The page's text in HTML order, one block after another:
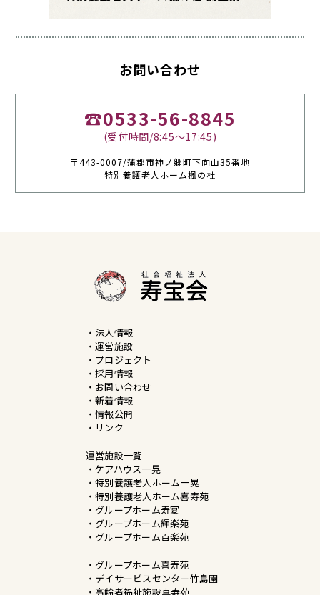
お問い合わせ
☎0533-56-8845
(受付時間/8:45～17:45)
〒443-0007/蒲郡市神ノ郷町下向山35番地
特別養護老人ホーム楓の杜
・法人情報
・運営施設
・プロジェクト
・採用情報
・お問い合わせ
・新着情報
・情報公開
・リンク
運営施設一覧
・ケアハウス一晃
・特別養護老人ホーム一晃
・特別養護老人ホーム喜寿苑
・グループホーム寿宴
・グループホーム輝楽苑
・グループホーム百楽苑
・グループホーム喜寿苑
・デイサービスセンター竹島園
・高齢者福祉施設真寿苑